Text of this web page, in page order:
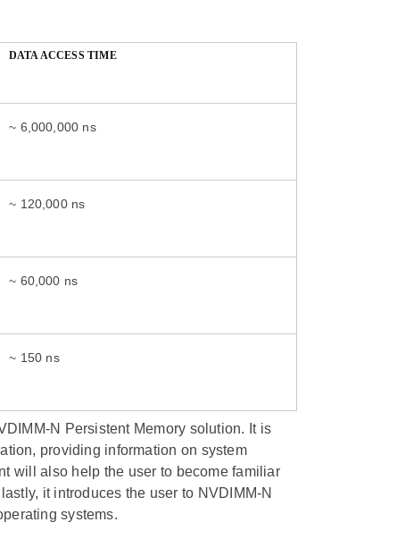
DATA ACCESS TIME
~ 6,000,000 ns
~ 120,000 ns
~ 60,000 ns
~ 150 ns
N Persistent Memory solution. It is
providing information on system
will also help the user to become familiar
it introduces the user to NVDIMM-N
systems.